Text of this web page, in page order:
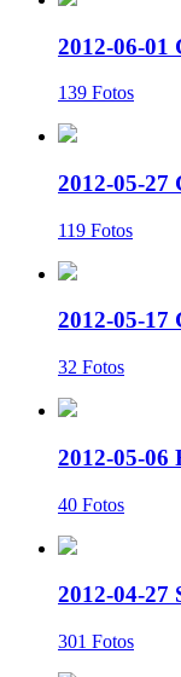
2012-06-01
139 Fotos
2012-05-27
119 Fotos
2012-05-17
32 Fotos
2012-05-06
40 Fotos
2012-04-27
301 Fotos